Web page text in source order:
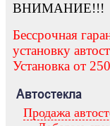
ВНИМАНИЕ!!!
Бессрочная
установку
Установка от
Автостекла
Продажа